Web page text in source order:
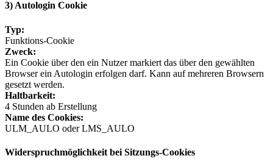
3) Autologin Cookie
Typ:
Funktions-Cookie
Zweck:
Ein Cookie über den ein Nutzer markiert das über den gewählten
Browser ein Autologin erfolgen darf. Kann auf mehreren Browsern
gesetzt werden.
Haltbarkeit:
4 Stunden ab Erstellung
Name des Cookies:
ULM_AULO oder LMS_AULO
Widerspruchmöglichkeit bei Sitzungs-Cookies